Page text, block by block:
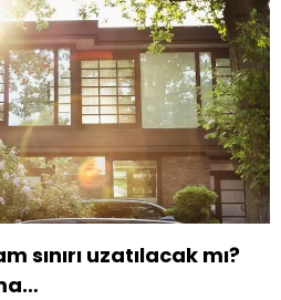
sınırı uzatılacak mı?